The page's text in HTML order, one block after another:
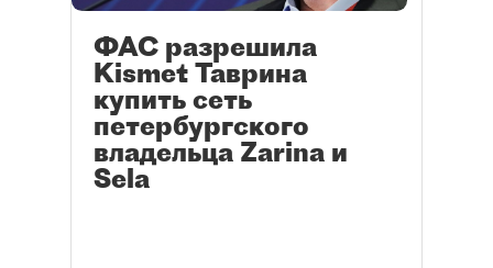
ФАС разрешила
Kismet Таврина
купить сеть
петербургского
владельца Zarina и
Sela